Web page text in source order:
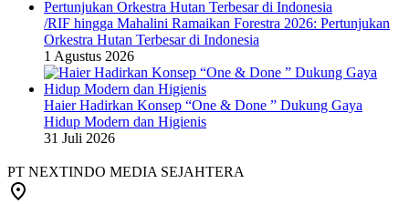
/RIF hingga Mahalini Ramaikan Forestra 2026: Pertunjukan
Orkestra Hutan Terbesar di Indonesia
1 Agustus 2026
Haier Hadirkan Konsep “One & Done ” Dukung Gaya
Hidup Modern dan Higienis
31 Juli 2026
PT NEXTINDO MEDIA SEJAHTERA